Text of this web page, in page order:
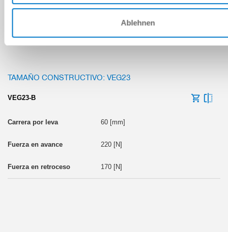
Ablehnen
TAMAÑO CONSTRUCTIVO: VEG23
VEG23-B
60 [mm]
220 [N]
170 [N]